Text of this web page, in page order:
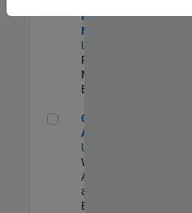
Program
Manager
US-MA-Natick
Program
Management |
Experimentado
Cloud Solution Architect
Cloud Solution
Architect
US-MA-Natick
Web
Applications
and Services |
Experimentado